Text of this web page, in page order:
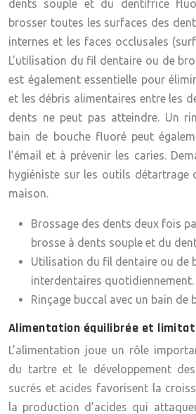
dents souple et du dentifrice
brosser toutes les surfaces des
internes et les faces occlusales
L’utilisation du fil dentaire ou de
est également essentielle pour
et les débris alimentaires entre les
dents ne peut pas atteindre. Un
bain de bouche fluoré peut
l’émail et à prévenir les caries.
hygiéniste sur les outils détartrage
maison.
Brossage des dents deux fois
brosse à dents souple et du
Utilisation du fil dentaire ou de
interdentaires quotidiennement.
Rinçage buccal avec un bain de
Alimentation équilibrée et
L’alimentation joue un rôle
du tartre et le développement
sucrés et acides favorisent la
la production d’acides qui